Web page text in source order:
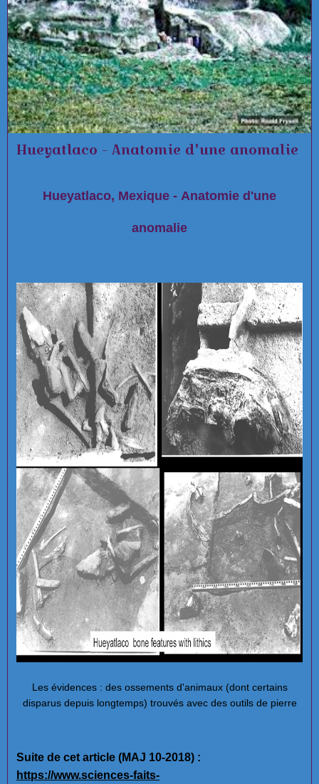
Hueyatlaco - Anatomie d'une anomalie
Hueyatlaco, Mexique - Anatomie d'une
anomalie
Les évidences : des ossements d'animaux (dont certains
disparus depuis longtemps) trouvés avec des outils de pierre
Suite de cet article (MAJ 10-2018) :
https://www.sciences-faits-